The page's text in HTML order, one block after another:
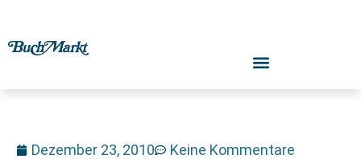
Dezember 23, 2010 Keine Kommentare